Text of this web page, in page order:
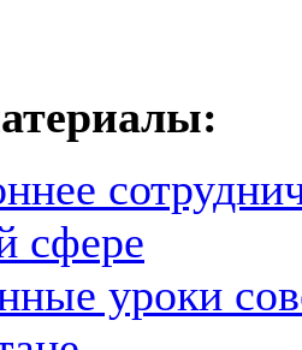
сфере
уроки